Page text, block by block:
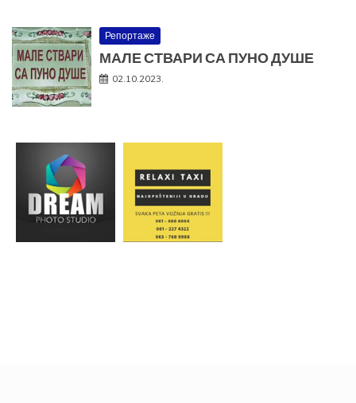
Репортаже
МАЛЕ СТВАРИ СА ПУНО ДУШЕ
02.10.2023.